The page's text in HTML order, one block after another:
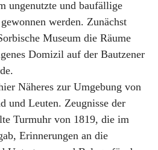
ungenutzte und baufällige
werden. Zunächst
Museum die Räume
Domizil auf der Bautzener
Näheres zur Umgebung von
und Leuten. Zeugnisse der
Turmuhr von 1819, die im
Erinnerungen an die